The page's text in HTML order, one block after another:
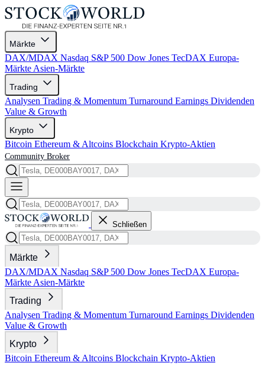
Märkte
DAX/MDAX Nasdaq S&P 500 Dow Jones TecDAX Europa-
Märkte Asien-Märkte
Trading
Analysen Trading & Momentum Turnaround Earnings Dividenden
Value & Growth
Krypto
Bitcoin Ethereum & Altcoins Blockchain Krypto-Aktien
Community Broker
Schließen
Märkte
DAX/MDAX Nasdaq S&P 500 Dow Jones TecDAX Europa-
Märkte Asien-Märkte
Trading
Analysen Trading & Momentum Turnaround Earnings Dividenden
Value & Growth
Krypto
Bitcoin Ethereum & Altcoins Blockchain Krypto-Aktien